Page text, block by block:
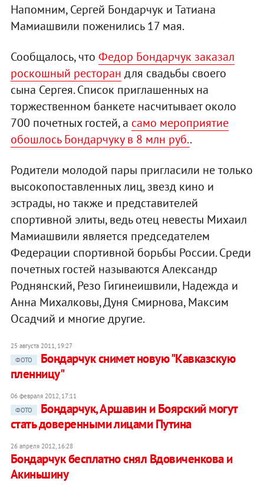
Напомним, Сергей Бондарчук и Татиана
Мамиашвили поженились 17 мая.
Сообщалось, что Федор Бондарчук заказал
роскошный ресторан для свадьбы своего
сына Сергея. Список приглашенных на
торжественном банкете насчитывает около
700 почетных гостей, а само мероприятие
обошлось Бондарчуку в 8 млн руб..
Родители молодой пары пригласили не только
высокопоставленных лиц, звезд кино и
эстрады, но также и представителей
спортивной элиты, ведь отец невесты Михаил
Мамиашвили является председателем
Федерации спортивной борьбы России. Среди
почетных гостей называются Александр
Роднянский, Резо Гигинеишвили, Надежда и
Анна Михалковы, Дуня Смирнова, Максим
Осадчий и многие другие.
25 августа 2011, 19:27
ФОТО
Бондарчук снимет новую "Кавказскую
пленницу"
06 февраля 2012, 17:11
ФОТО
Бондарчук, Аршавин и Боярский могут
стать доверенными лицами Путина
26 апреля 2012, 16:28
Бондарчук бесплатно снял Вдовиченкова и
Акиньшину